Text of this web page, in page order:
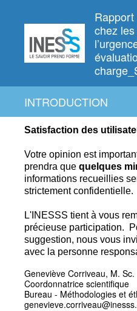
chez
INTRODUCTION
Satisfaction des
Votre opinion est
prendra que quelques
informations recueillies
strictement confidentielle.
L'INESSS tient à vous
précieuse participation.
suggestion, nous vous
avec la personne
Geneviève Corriveau, M. Sc.
Coordonnatrice scientifique
Bureau - Méthodologies et